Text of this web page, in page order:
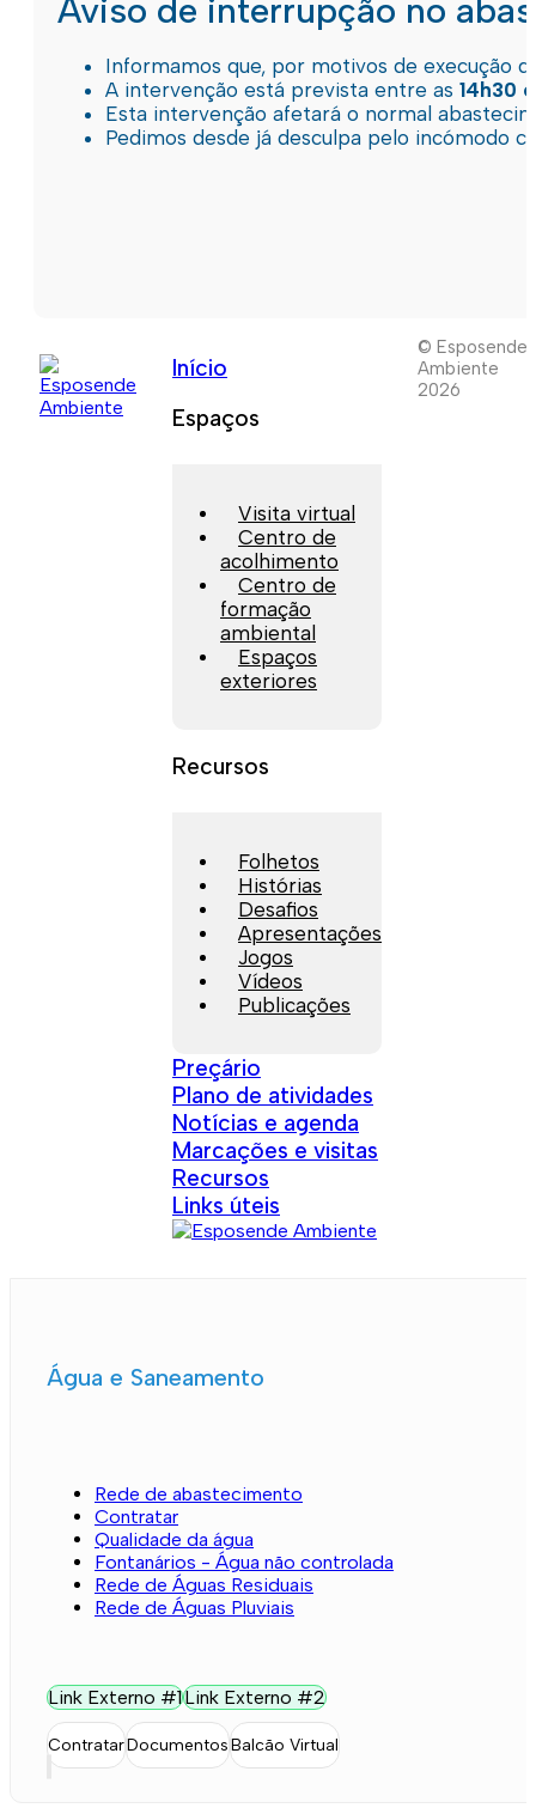
Aviso de interrupção no
Informamos que, por motivos de execução
A intervenção está prevista entre as 14h30
Esta intervenção afetará o normal
Pedimos desde já desculpa pelo incómodo
Início
Espaços
Visita virtual
Centro de
acolhimento
Centro de
formação
ambiental
Espaços
exteriores
Recursos
Folhetos
Histórias
Desafios
Apresentações
Jogos
Vídeos
Publicações
Preçário
Plano de atividades
Notícias e agenda
Marcações e visitas
Recursos
Links úteis
© Esposende
Ambiente
2026
Água e Saneamento
Rede de abastecimento
Contratar
Qualidade da água
Fontanários - Água não controlada
Rede de Águas Residuais
Rede de Águas Pluviais
Link Externo #1Link Externo #2
ContratarDocumentosBalcão Virtual